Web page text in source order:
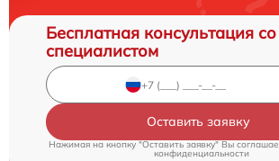
Бесплатная консультация со
специалистом
Оставить заявку
Нажимая на кнопку "Оставить заявку" Вы
конфиденциальности